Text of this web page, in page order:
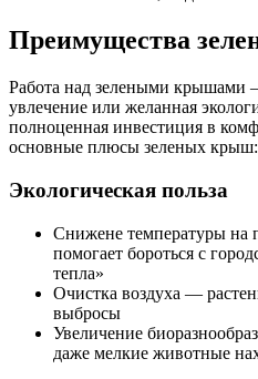
Преимущества
Работа над зелеными крышами
увлечение или желанная
полноценная инвестиция в
основные плюсы зеленых крыш:
Экологическая польза
Снижене температуры на
помогает бороться с
тепла»
Очистка воздуха —
выбросы
Увеличение
даже мелкие животные